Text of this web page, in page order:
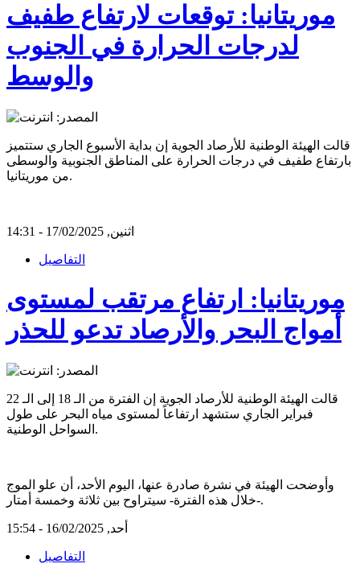
موريتانيا: توقعات لارتفاع طفيف
لدرجات الحرارة في الجنوب
والوسط
قالت الهيئة الوطنية للأرصاد الجوية إن بداية الأسبوع الجاري ستتميز
بارتفاع طفيف في درجات الحرارة على المناطق الجنوبية والوسطى
من موريتانيا.
اثنين, 17/02/2025 - 14:31
التفاصيل
موريتانيا: ارتفاع مرتقب لمستوى
أمواج البحر والأرصاد تدعو للحذر
قالت الهيئة الوطنية للأرصاد الجوية إن الفترة من الـ 18 إلى الـ 22
فبراير الجاري ستشهد ارتفاعاً لمستوى مياه البحر على طول
السواحل الوطنية.
وأوضحت الهيئة في نشرة صادرة عنها، اليوم الأحد، أن علو الموج
-خلال هذه الفترة- سيتراوح بين ثلاثة وخمسة أمتار.
أحد, 16/02/2025 - 15:54
التفاصيل